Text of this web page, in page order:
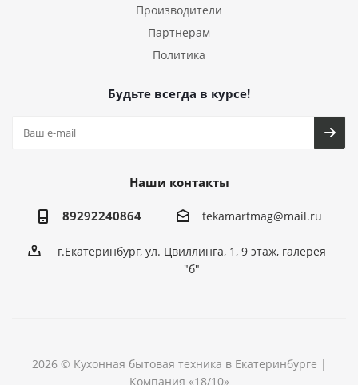
Производители
Партнерам
Политика
Будьте всегда в курсе!
Наши контакты
89292240864 tekamartmag@mail.ru
г.Екатеринбург, ул. Цвиллинга, 1, 9 этаж, галерея
"б"
2026 © Кухонная бытовая техника в Екатеринбурге |
Компания «18/10»